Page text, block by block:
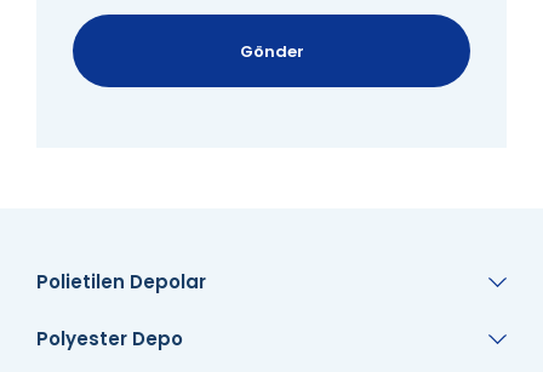
Gönder
Polietilen Depolar
Polyester Depo